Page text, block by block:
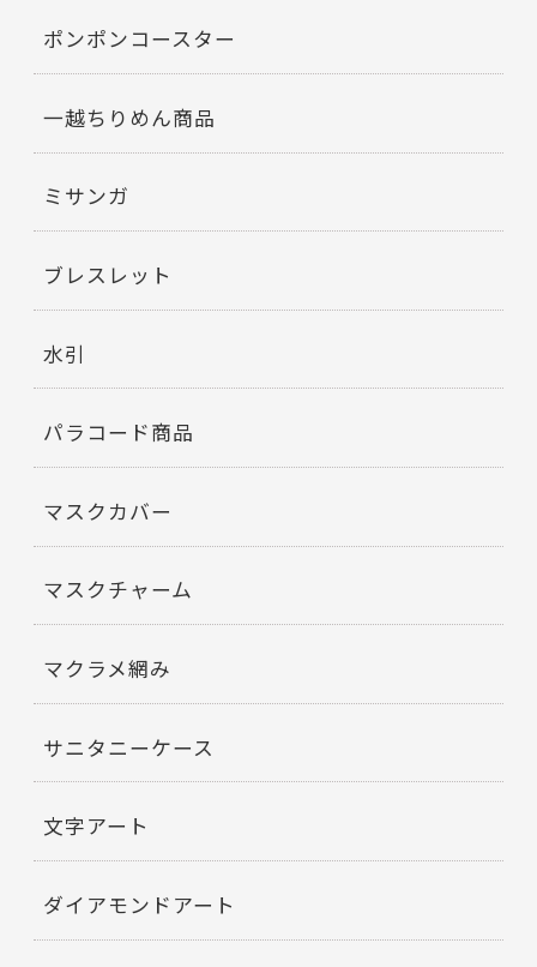
ポンポンコースター
一越ちりめん商品
ミサンガ
ブレスレット
水引
パラコード商品
マスクカバー
マスクチャーム
マクラメ網み
サニタニーケース
文字アート
ダイアモンドアート